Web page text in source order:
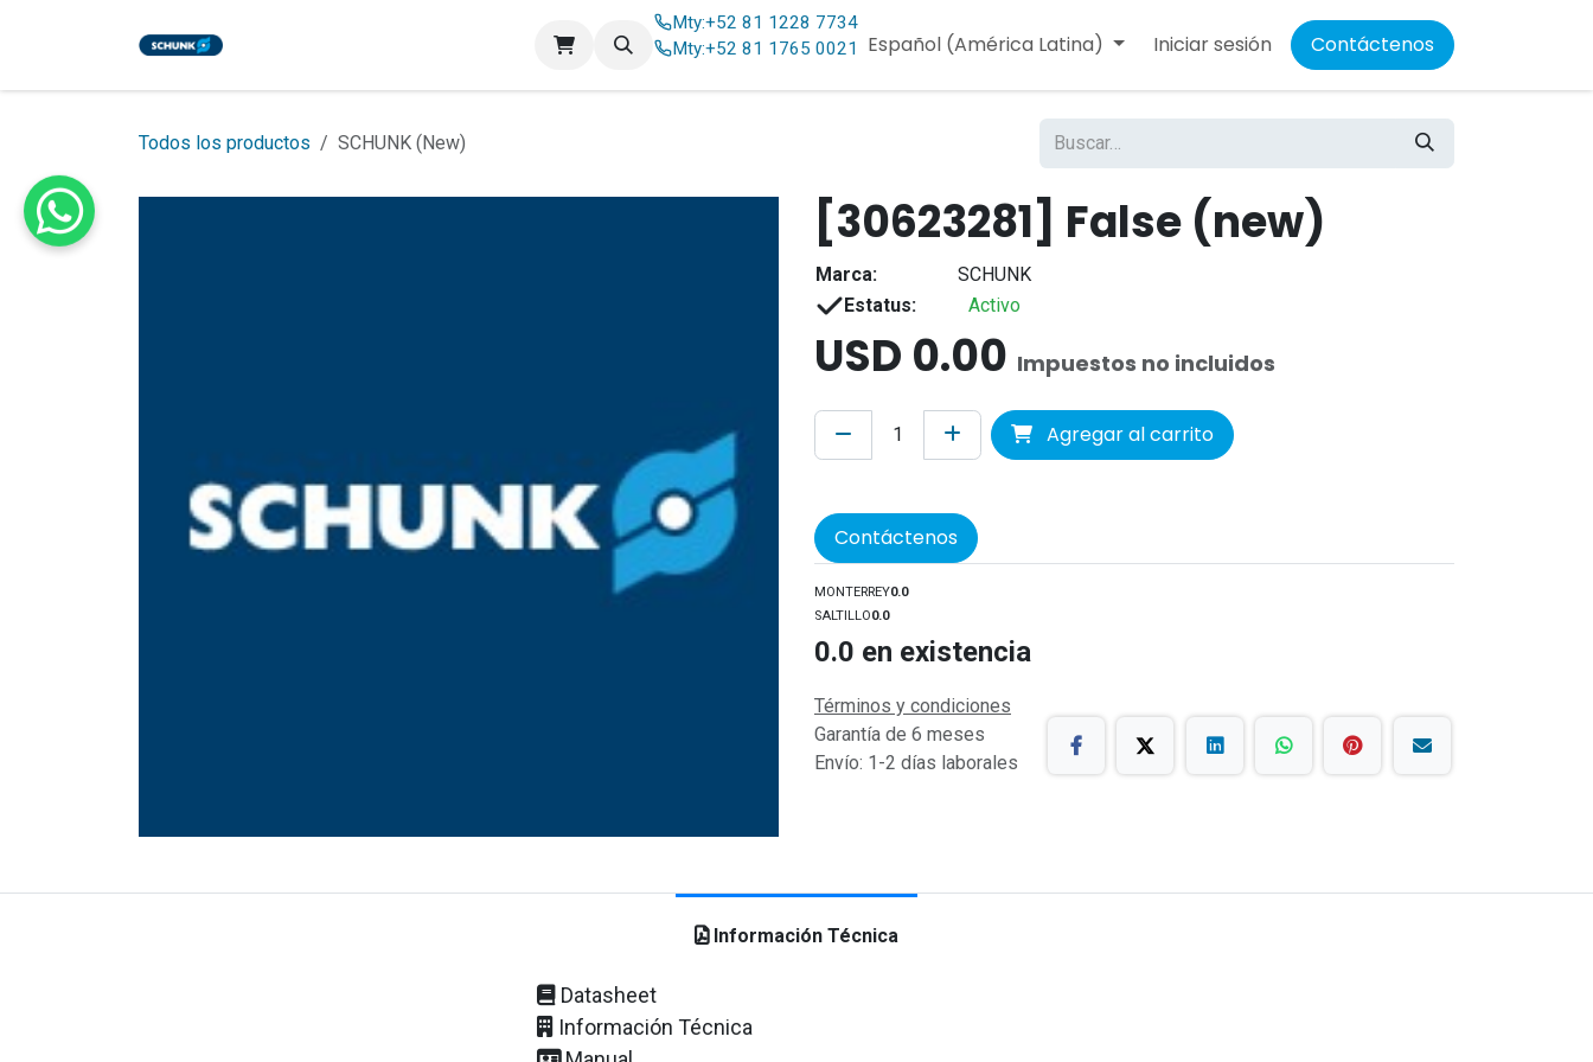
Contáctenos
Mty:+52 81 1228 7734
Mty:+52 81 1765 0021 Español (América Latina) Iniciar sesión Contáctenos
Todos los productos SCHUNK (New)
[30623281] False (new)
Marca:
SCHUNK
Estatus:
Activo
USD 0.00 Impuestos no incluidos
Agregar al carrito
Contáctenos
MONTERREY0.0
SALTILLO0.0
0.0 en existencia
Términos y condiciones
Garantía de 6 meses
Envío: 1-2 días laborales
Información Técnica
Datasheet
Información Técnica